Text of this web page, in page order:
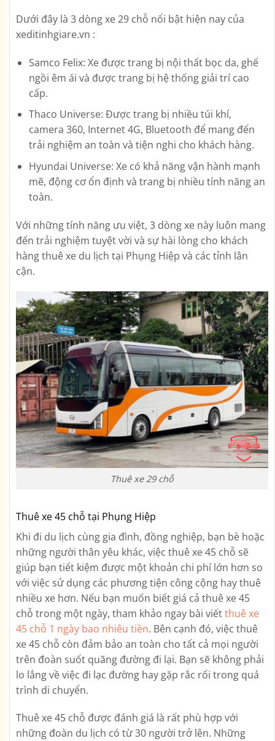
Dưới đây là 3 dòng xe 29 chỗ nổi bật hiện nay của
xeditinhgiare.vn :
Samco Felix: Xe được trang bị nội thất bọc da, ghế
ngồi êm ái và được trang bị hệ thống giải trí cao
cấp.
Thaco Universe: Được trang bị nhiều túi khí,
camera 360, Internet 4G, Bluetooth để mang đến
trải nghiệm an toàn và tiện nghi cho khách hàng.
Hyundai Universe: Xe có khả năng vận hành mạnh
mẽ, động cơ ổn định và trang bị nhiều tính năng an
toàn.
Với những tính năng ưu việt, 3 dòng xe này luôn mang
đến trải nghiệm tuyệt vời và sự hài lòng cho khách
hàng thuê xe du lịch tại Phụng Hiệp và các tỉnh lân
cận.
Thuê xe 29 chỗ
Thuê xe 45 chỗ tại Phụng Hiệp
Khi đi du lịch cùng gia đình, đồng nghiệp, bạn bè hoặc
những người thân yêu khác, việc thuê xe 45 chỗ sẽ
giúp bạn tiết kiệm được một khoản chi phí lớn hơn so
với việc sử dụng các phương tiện công cộng hay thuê
nhiều xe hơn. Nếu bạn muốn biết giá cả thuê xe 45
chỗ trong một ngày, tham khảo ngay bài viếtthuê xe
45 chỗ 1 ngày bao nhiêu tiền. Bên cạnh đó, việc thuê
xe 45 chỗ còn đảm bảo an toàn cho tất cả mọi người
trên đoàn suốt quãng đường đi lại. Bạn sẽ không phải
lo lắng về việc đi lạc đường hay gặp rắc rối trong quá
trình di chuyển.
Thuê xe 45 chỗ được đánh giá là rất phù hợp với
những đoàn du lịch có từ 30 người trở lên. Những